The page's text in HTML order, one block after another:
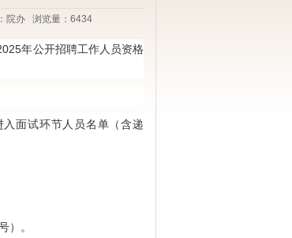
院办 浏览量： 6434
年公开招聘工作人员资格
面试环节人员名单（含递
）。